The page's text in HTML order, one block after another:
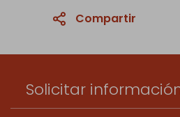
Compartir
Solicitar